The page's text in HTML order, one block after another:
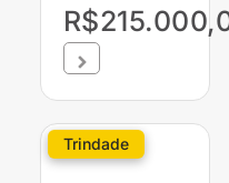
Trindade